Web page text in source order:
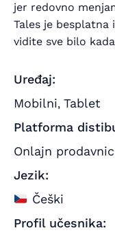
jer redovno
Tales je besplatna
vidite sve bilo
Uređaj:
Mobilni, Tablet
Platforma
Onlajn
Jezik:
Češki
Profil učesnika: